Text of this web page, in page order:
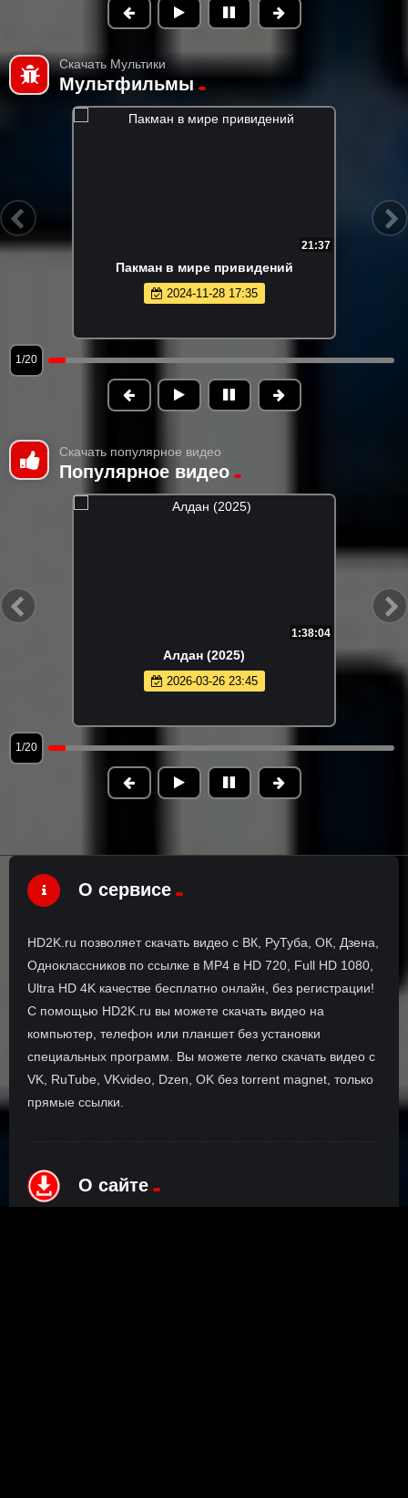
Скачать Мультики
Мультфильмы
21:37
Пакман в мире привидений
2024-11-28 17:35
1/20
Скачать популярное видео
Популярное видео
1:38:04
Алдан (2025)
2026-03-26 23:45
1/20
О сервисе
HD2K.ru позволяет скачать видео с ВК, РуТуба, ОК, Дзена,
Одноклассников по ссылке в MP4 в HD 720, Full HD 1080,
Ultra HD 4K качестве бесплатно онлайн, без регистрации!
С помощью HD2K.ru вы можете скачать видео на
компьютер, телефон или планшет без установки
специальных программ. Вы можете легко скачать видео с
VK, RuTube, VKvideo, Dzen, OK без torrent magnet, только
прямые ссылки.
О сайте